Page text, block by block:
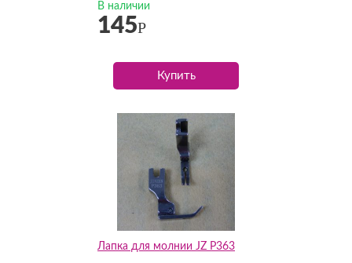
В наличии
145Р
Купить
Лапка для молнии JZ P363